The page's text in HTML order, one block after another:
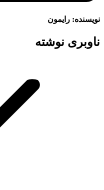
نویسنده: رایمون
ناوبری نوشته